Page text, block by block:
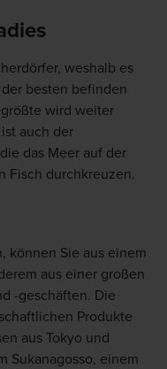
weshalb es
besten befinden
wird weiter
auch der
das Meer auf der
Fisch durchkreuzen.
können Sie aus einem
aus einer großen
-geschäften. Die
Produkte
aus Tokyo und
Sukanagosso, einem